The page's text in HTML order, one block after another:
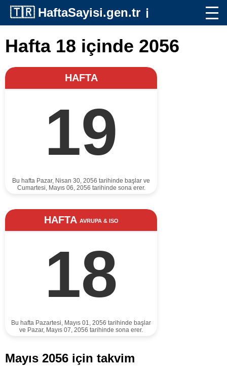
🇹🇷 HaftaSayisi.gen.tr ℹ️
Hafta 18 içinde 2056
HAFTA
19
Bu hafta Pazar, Nisan 30, 2056 tarihinde başlar ve
Cumartesi, Mayıs 06, 2056 tarihinde sona erer.
HAFTA AVRUPA & ISO
18
Bu hafta Pazartesi, Mayıs 01, 2056 tarihinde başlar
ve Pazar, Mayıs 07, 2056 tarihinde sona erer.
Mayıs 2056 için takvim